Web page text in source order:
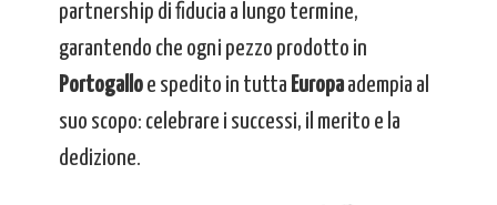
partnership di fiducia a lungo termine,
garantendo che ogni pezzo prodotto in
Portogalloe spedito in tutta Europaadempia al
suo scopo: celebrare i successi, il merito e la
dedizione.